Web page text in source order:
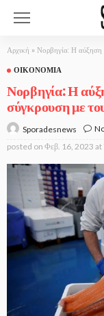
Αρχική » Νορβηγία: Η αύξηση
ΟΙΚΟΝΟΜΊΑ
Νορβηγία: Η
σύγκρουση με
Sporadesnews
posted on Φεβ. 16, 2023 at